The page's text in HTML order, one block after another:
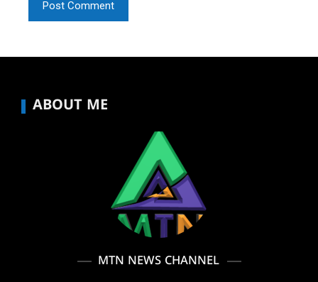
ABOUT ME
MTN NEWS CHANNEL